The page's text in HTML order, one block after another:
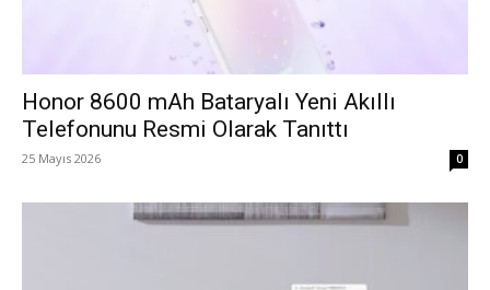
Honor 8600 mAh Bataryalı Yeni Akıllı
Telefonunu Resmi Olarak Tanıttı
25 Mayıs 2026 0